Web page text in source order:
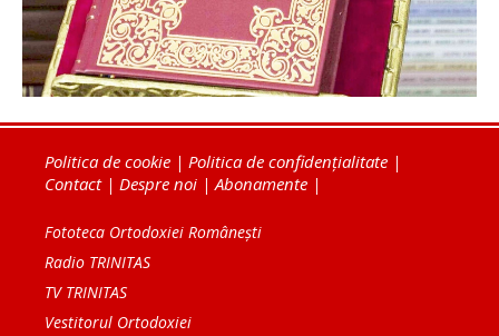
Politica de cookie | Politica de confidențialitate |
Contact| Despre noi | Abonamente |
Fototeca Ortodoxiei Românești
Radio TRINITAS
TV TRINITAS
Vestitorul Ortodoxiei